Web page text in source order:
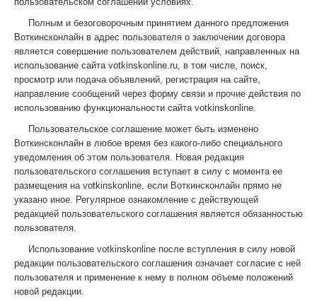
Полным и безоговорочным принятием данного предложения
Воткинсконлайн в адрес пользователя о заключении договора
является совершение пользователем действий, направленных на
использование сайта votkinskonline.ru, в том числе, поиск,
просмотр или подача объявлений, регистрация на сайте,
направление сообщений через форму связи и прочие действия по
использованию функциональности сайта votkinskonline.
Пользовательское соглашение может быть изменено
Воткинсконлайн в любое время без какого-либо специального
уведомления об этом пользователя. Новая редакция
пользовательского соглашения вступает в силу с момента ее
размещения на votkinskonline, если Воткинсконлайн прямо не
указано иное. Регулярное ознакомление с действующей
редакцией пользовательского соглашения является обязанностью
пользователя.
Использование votkinskonline после вступления в силу новой
редакции пользовательского соглашения означает согласие с ней
пользователя и применение к нему в полном объеме положений
новой редакции.